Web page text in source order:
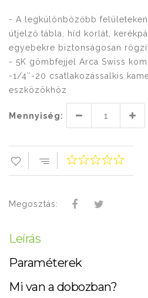
- A legkülönbözőbb
útjelző tábla, híd korlát,
egyebekre biztonságosan
- 5K gömbfejjel Arca Swiss
-1/4″-20 csatlakozássalkis
eszközökhöz
Mennyiség:
Megosztás:
Leírás
Paraméterek
Mi van a dobozban?